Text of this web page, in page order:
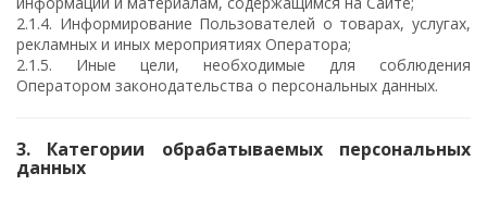
2.1.4. Информирование Пользователей о товарах, услугах,
рекламных и иных мероприятиях Оператора;
2.1.5. Иные цели, необходимые для соблюдения
Оператором законодательства о персональных данных.
3. Категории обрабатываемых персональных
данных